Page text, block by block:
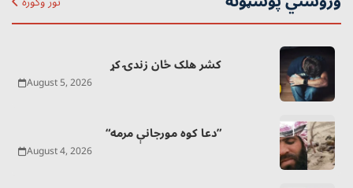
کشر هلک ځان زندۍ کړ
August 5, 2026
“دعا کوه مورجانې مرمه”
August 4, 2026